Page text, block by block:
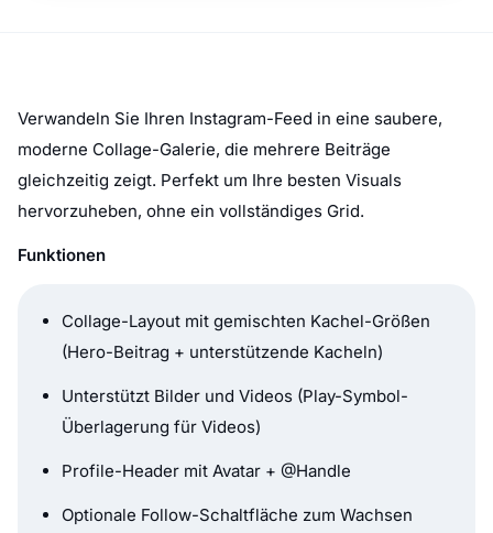
Verwandeln Sie Ihren Instagram-Feed in eine saubere,
moderne Collage-Galerie, die mehrere Beiträge
gleichzeitig zeigt. Perfekt um Ihre besten Visuals
hervorzuheben, ohne ein vollständiges Grid.
Funktionen
Collage-Layout mit gemischten Kachel-Größen
(Hero-Beitrag + unterstützende Kacheln)
Unterstützt Bilder und Videos (Play-Symbol-
Überlagerung für Videos)
Profile-Header mit Avatar + @Handle
Optionale Follow-Schaltfläche zum Wachsen